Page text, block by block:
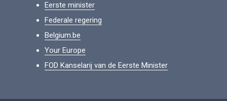
Eerste minister
Federale regering
Belgium.be
Your Europe
FOD Kanselarij van de Eerste Minister